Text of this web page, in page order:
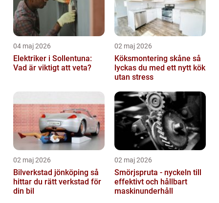
04 maj 2026
Elektriker i Sollentuna:
Vad är viktigt att veta?
02 maj 2026
Köksmontering skåne så
lyckas du med ett nytt kök
utan stress
02 maj 2026
Bilverkstad jönköping så
hittar du rätt verkstad för
din bil
02 maj 2026
Smörjspruta - nyckeln till
effektivt och hållbart
maskinunderhåll